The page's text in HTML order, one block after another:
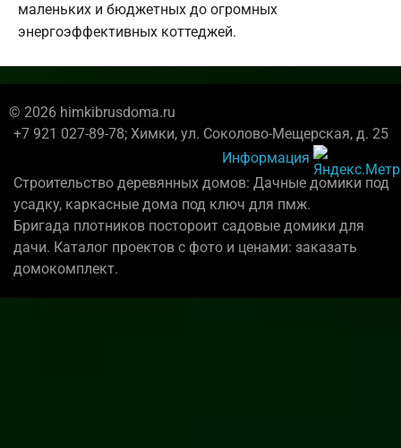
маленьких и бюджетных до огромных
энергоэффективных коттеджей.
© 2026 himkibrusdoma.ru
+7 921 027-89-78; Химки, ул. Соколово-Мещерская, д. 25
Информация
Строительство деревянных домов: Дачные домики под
усадку, каркасные дома под ключ для пмж.
Бригада плотников постороит садовые домики для
дачи. Каталог проектов с фото и ценами: заказать
домокомплект.